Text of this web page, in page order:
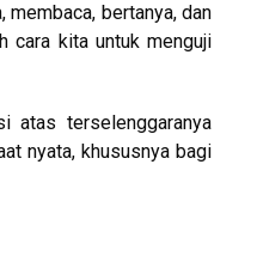
bertanya, dan
cara kita untuk menguji
atas terselenggaranya
nyata, khususnya bagi